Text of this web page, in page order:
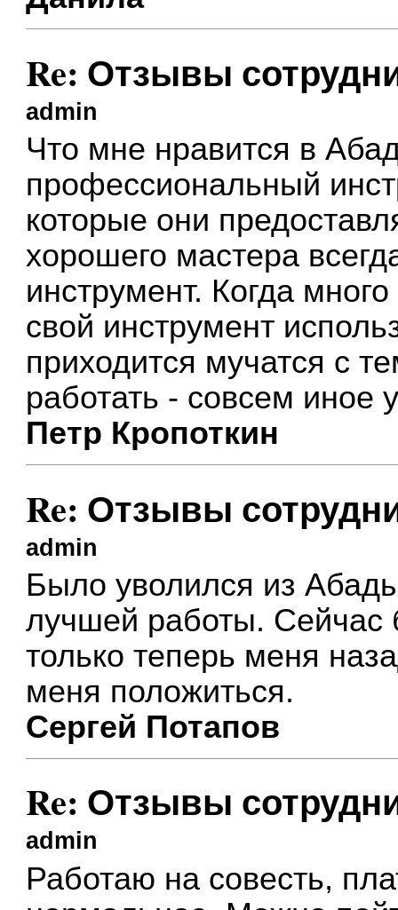
Re: Отзывы
admin
Что мне нравится в
профессиональный
которые они
хорошего мастера
инструмент. Когда
свой инструмент
приходится мучатся с
работать - совсем иное
Петр Кропоткин
Re: Отзывы
admin
Было уволился из
лучшей работы. Сейчас
только теперь меня
меня положиться.
Сергей Потапов
Re: Отзывы
admin
Работаю на совесть,